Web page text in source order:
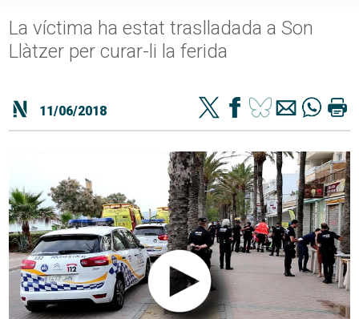
La víctima ha estat traslladada a Son
Llàtzer per curar-li la ferida
11/06/2018